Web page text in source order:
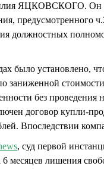
ЯЦКОВСКОГО. Он
предусмотренного
должностных
было установлено,
заниженной
без
договор купли-
Впоследствии
, суд первой
6 месяцев лишения